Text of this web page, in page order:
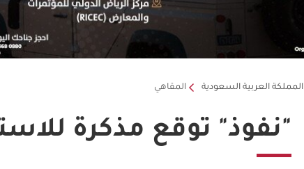
المملكة العربية السعودية المقاهي
"نفوذ" توقع مذكرة